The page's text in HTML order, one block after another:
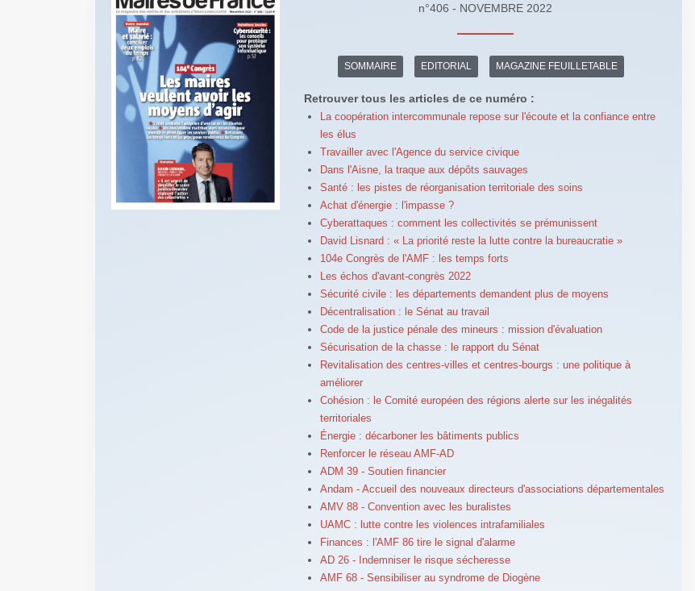
n°406 - NOVEMBRE 2022
SOMMAIRE EDITORIAL MAGAZINE FEUILLETABLE
Retrouver tous les articles de ce numéro :
La coopération intercommunale repose sur l'écoute et la confiance entre
les élus
Travailler avec l'Agence du service civique
Dans l'Aisne, la traque aux dépôts sauvages
Santé : les pistes de réorganisation territoriale des soins
Achat d'énergie : l'impasse ?
Cyberattaques : comment les collectivités se prémunissent
David Lisnard : « La priorité reste la lutte contre la bureaucratie »
104e Congrès de l'AMF : les temps forts
Les échos d'avant-congrès 2022
Sécurité civile : les départements demandent plus de moyens
Décentralisation : le Sénat au travail
Code de la justice pénale des mineurs : mission d'évaluation
Sécurisation de la chasse : le rapport du Sénat
Revitalisation des centres-villes et centres-bourgs : une politique à
améliorer
Cohésion : le Comité européen des régions alerte sur les inégalités
territoriales
Énergie : décarboner les bâtiments publics
Renforcer le réseau AMF-AD
ADM 39 - Soutien financier
Andam - Accueil des nouveaux directeurs d'associations départementales
AMV 88 - Convention avec les buralistes
UAMC : lutte contre les violences intrafamiliales
Finances : l'AMF 86 tire le signal d'alarme
AD 26 - Indemniser le risque sécheresse
AMF 68 - Sensibiliser au syndrome de Diogène